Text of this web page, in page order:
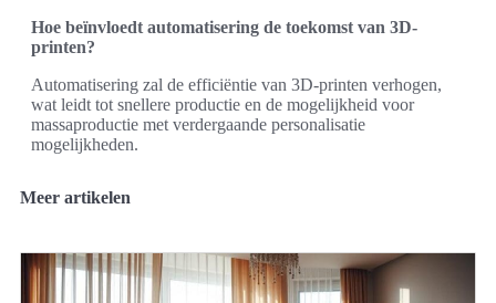
Hoe beïnvloedt automatisering de toekomst van 3D-
printen?
Automatisering zal de efficiëntie van 3D-printen verhogen,
wat leidt tot snellere productie en de mogelijkheid voor
massaproductie met verdergaande personalisatie
mogelijkheden.
Meer artikelen